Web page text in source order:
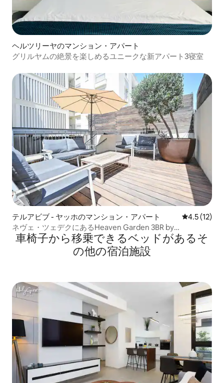
ヘルツリーヤのマンション・アパート
グリルヤムの絶景を楽しめるユニークな新アパート3寝室
テルアビブ - ヤッホのマンション・アパート レビュー12
4.5 (12)
ネヴェ・ツェデクにあるHeaven Garden 3BR by
HolyGuest
車椅子から移乗できるベッドがあるそ
の他の宿泊施設